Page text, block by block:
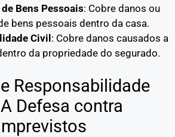
Bens Pessoais: Cobre danos ou
bens pessoais dentro da casa.
Civil: Cobre danos causados a
da propriedade do segurado.
Responsabilidade
Defesa contra